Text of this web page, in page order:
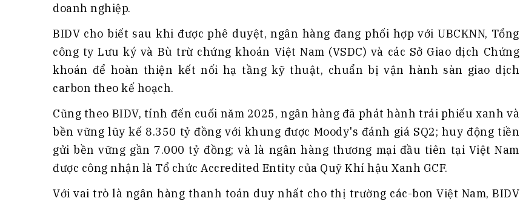
doanh nghiệp.
BIDV cho biết sau khi được phê duyệt, ngân hàng đang phối hợp với UBCKNN, Tổng
công ty Lưu ký và Bù trừ chứng khoán Việt Nam (VSDC) và các Sở Giao dịch Chứng
khoán để hoàn thiện kết nối hạ tầng kỹ thuật, chuẩn bị vận hành sàn giao dịch
carbon theo kế hoạch.
Cũng theo BIDV, tính đến cuối năm 2025, ngân hàng đã phát hành trái phiếu xanh và
bền vững lũy kế 8.350 tỷ đồng với khung được Moody's đánh giá SQ2; huy động tiền
gửi bền vững gần 7.000 tỷ đồng; và là ngân hàng thương mại đầu tiên tại Việt Nam
được công nhận là Tổ chức Accredited Entity của Quỹ Khí hậu Xanh GCF.
Với vai trò là ngân hàng thanh toán duy nhất cho thị trường các-bon Việt Nam, BIDV